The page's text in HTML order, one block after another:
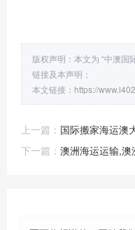
版权声明：本文为 “中澳国
链接及本声明；
本文链接： https://
上一篇： 国际搬家海运澳
下一篇： 澳洲海运运输,澳